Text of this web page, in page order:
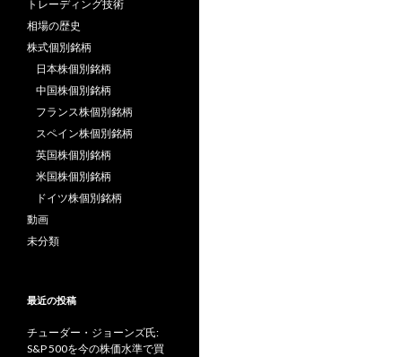
トレーディング技術
相場の歴史
株式個別銘柄
日本株個別銘柄
中国株個別銘柄
フランス株個別銘柄
スペイン株個別銘柄
英国株個別銘柄
米国株個別銘柄
ドイツ株個別銘柄
動画
未分類
最近の投稿
チューダー・ジョーンズ氏:
S&P 500を今の株価水準で買